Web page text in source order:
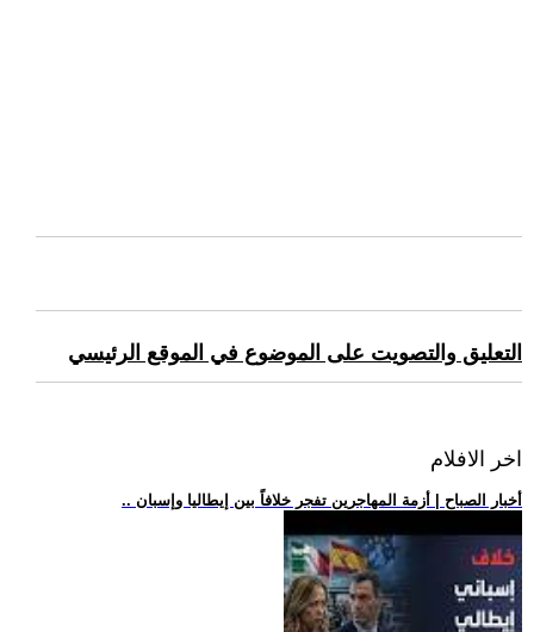
التعليق والتصويت على الموضوع في الموقع الرئيسي
اخر الافلام
.. أخبار الصباح | أزمة المهاجرين تفجر خلافاً بين إيطاليا وإسبان